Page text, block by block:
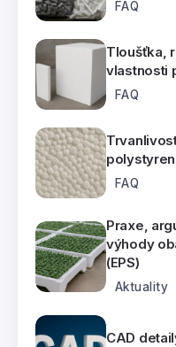
FAQ
Tloušťka,
vlastnosti
FAQ
FAQ
Praxe,
výhody
(EPS)
Aktuality
CAD